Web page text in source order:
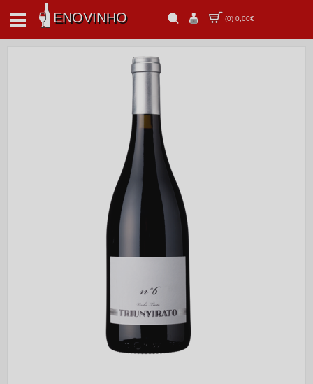
ENOVINHO (0) 0,00€